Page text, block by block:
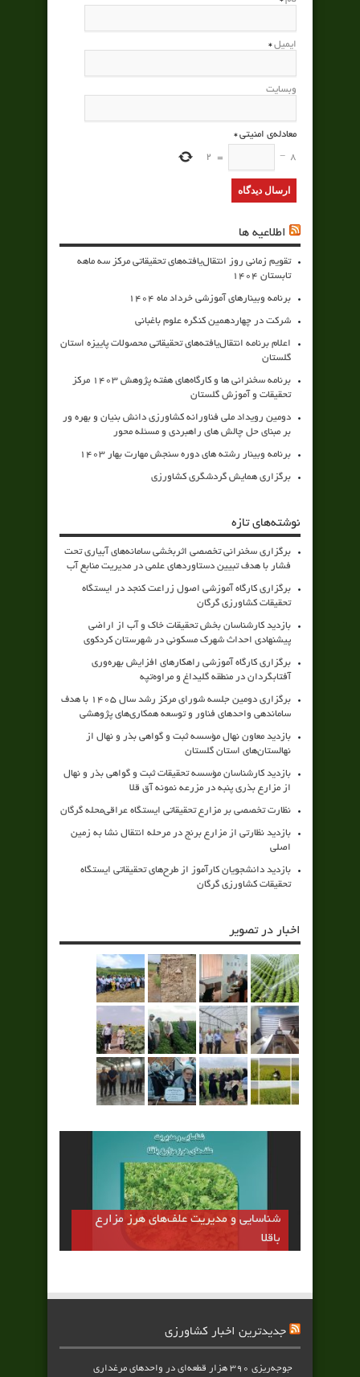
ایمیل *
وبسایت
معادله‌ی امنیتی*
8
−
=
2
اطلاعیه ها
تقویم زمانی روز انتقال‌یافته‌های تحقیقاتی مرکز سه ماهه
تابستان 1404
برنامه وبینارهای آموزشی خرداد ماه 1404
شرکت در چهاردهمین کنگره علوم باغبانی
اعلام برنامه انتقال‌یافته‌های تحقیقاتی محصولات پاییزه استان
گلستان
برنامه سخنرانی ها و کارگاه‌های هفته پژوهش 1403 مرکز
تحقیقات و آموزش گلستان
دومین رویداد ملی فناورانه کشاورزی دانش بنیان و بهره ور
بر مبنای حل چالش های راهبردی و مسئله محور
برنامه وبینار رشته های دوره سنجش مهارت بهار 1403
برگزاری همایش گردشگری کشاورزی
نوشته‌های تازه
برگزاری سخنرانی تخصصی اثربخشی سامانه‌های آبیاری تحت
فشار با هدف تبیین دستاوردهای علمی در مدیریت منابع آب
برگزاری کارگاه آموزشی اصول زراعت کنجد در ایستگاه
تحقیقات کشاورزی گرگان
بازدید کارشناسان بخش تحقیقات خاک و آب از اراضی
پیشنهادی احداث شهرک مسکونی در شهرستان کردکوی
برگزاری کارگاه آموزشی راهکارهای افزایش بهره‌وری
آفتابگردان در منطقه گلیداغ و مراوه‌تپه
برگزاری دومین جلسه شورای مرکز رشد سال ۱۴۰۵ با هدف
ساماندهی واحدهای فناور و توسعه همکاری‌های پژوهشی
بازدید معاون نهال مؤسسه ثبت و گواهی بذر و نهال از
نهالستان‌های استان گلستان
بازدید کارشناسان مؤسسه تحقیقات ثبت و گواهی بذر و نهال
از مزارع بذری پنبه در مزرعه نمونه آق قلا
نظارت تخصصی بر مزارع تحقیقاتی ایستگاه عراقی‌محله گرگان
بازدید نظارتی از مزارع برنج در مرحله انتقال نشا به زمین
اصلی
بازدید دانشجویان کارآموز از طرح‌های تحقیقاتی ایستگاه
تحقیقات کشاورزی گرگان
اخبار در تصویر
شناسایی و مدیریت علف‌های هرز مزارع
باقلا
جدیدترین اخبار کشاورزی
جوجه‌ریزی ۳۹۰ هزار قطعه‌ای در واحدهای مرغداری